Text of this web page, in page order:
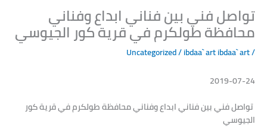
تواصل فني بين فناني ابداع وفناني
محافظة طولكرم في قرية كور الجيوسي
/
Uncategorized/ ibdaa` artibdaa` art
2019-07-24
تواصل فني بين فناني ابداع وفناني محافظة طولكرم في قرية كور
الجيوسي